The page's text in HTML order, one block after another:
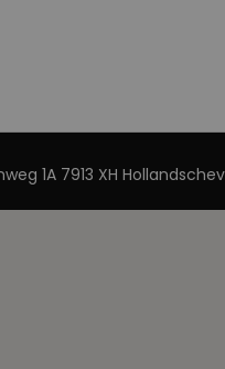
1A 7913 XH